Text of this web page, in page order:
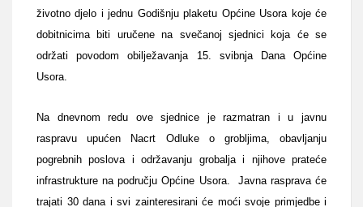
životno djelo i jednu Godišnju plaketu Općine Usora koje će
dobitnicima biti uručene na svečanoj sjednici koja će se
održati povodom obilježavanja 15. svibnja Dana Općine
Usora.
Na dnevnom redu ove sjednice je razmatran i u javnu
raspravu upućen Nacrt Odluke o grobljima, obavljanju
pogrebnih poslova i održavanju grobalja i njihove prateće
infrastrukture na području Općine Usora. Javna rasprava će
trajati 30 dana i svi zainteresirani će moći svoje primjedbe i